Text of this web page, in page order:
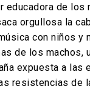
de los
orgullosa la
con niños y
de los
expuesta a
resistencias de